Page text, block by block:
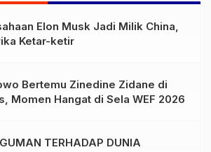
Elon Musk Jadi Milik China,
Ketar-ketir
Bertemu Zinedine Zidane di
Momen Hangat di Sela WEF 2026
TERHADAP DUNIA